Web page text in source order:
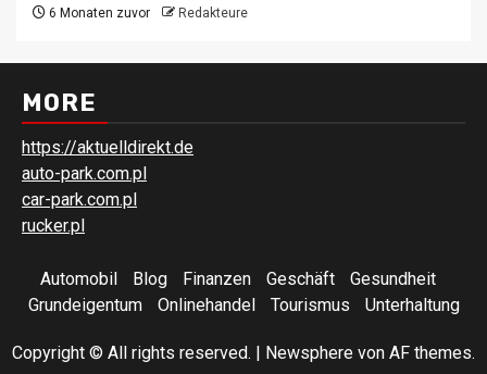
6 Monaten zuvor Redakteure
MORE
https://aktuelldirekt.de
auto-park.com.pl
car-park.com.pl
rucker.pl
Automobil Blog Finanzen Geschäft
Gesundheit
Grundeigentum
Onlinehandel Tourismus Unterhaltung
Copyright © All rights reserved. Newsphere von AF themes.